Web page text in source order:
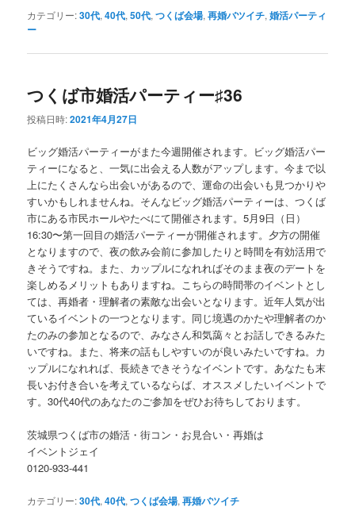
カテゴリー:30代,40代,50代,つくば会場,再婚バツイチ,婚活パーティ
ー
つくば市婚活パーティー♯36
投稿日時:2021年4月27日
ビッグ婚活パーティーがまた今週開催されます。ビッグ婚活パー
ティーになると、一気に出会える人数がアップします。今まで以
上にたくさんなら出会いがあるので、運命の出会いも見つかりや
すいかもしれませんね。そんなビッグ婚活パーティーは、つくば
市にある市民ホールやたべにて開催されます。5月9日（日）
16:30〜第一回目の婚活パーティーが開催されます。夕方の開催
となりますので、夜の飲み会前に参加したりと時間を有効活用で
きそうですね。また、カップルになれればそのまま夜のデートを
楽しめるメリットもありますね。こちらの時間帯のイベントとし
ては、再婚者・理解者の素敵な出会いとなります。近年人気が出
ているイベントの一つとなります。同じ境遇のかたや理解者のか
たのみの参加となるので、みなさん和気藹々とお話しできるみた
いですね。また、将来の話もしやすいのが良いみたいですね。カ
ップルになれれば、長続きできそうなイベントです。あなたも末
長いお付き合いを考えているならば、オススメしたいイベントで
す。30代40代のあなたのご参加をぜひお待ちしております。
茨城県つくば市の婚活・街コン・お見合い・再婚は
イベントジェイ
0120-933-441
カテゴリー:30代,40代,つくば会場,再婚バツイチ